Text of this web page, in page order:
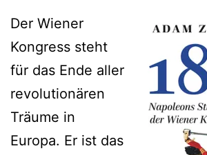
Der Wiener
Kongress steht
für das Ende aller
revolutionären
Träume in
Europa. Er ist das